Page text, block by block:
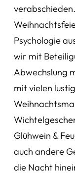
Psychologie
wir mit
Abwechslung
mit vielen
Glühwein &
auch andere
die Nacht